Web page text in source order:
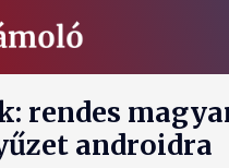
rendes
androidra